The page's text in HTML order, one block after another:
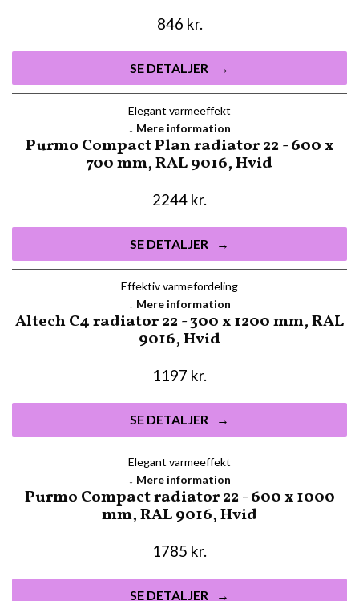
846 kr.
SE DETALJER
Elegant varmeeffekt
Purmo Compact Plan radiator 22 - 600 x
700 mm, RAL 9016, Hvid
2244 kr.
SE DETALJER
Mere information
Effektiv varmefordeling
Altech C4 radiator 22 - 300 x 1200 mm, RAL
9016, Hvid
1197 kr.
SE DETALJER
Mere information
Elegant varmeeffekt
Purmo Compact radiator 22 - 600 x 1000
mm, RAL 9016, Hvid
1785 kr.
SE DETALJER
Mere information